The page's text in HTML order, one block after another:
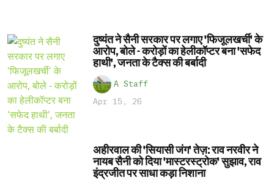
दुष्यंत ने सैनी सरकार पर लगाए 'फिजूलखर्ची' के
आरोप, बोले - करोड़ों का हेलीकॉप्टर बना 'सफेद
हाथी', जनता के टैक्स की बर्बादी
A Staff
Apr 15, 26
अहीरवाल की 'सियासी जंग' तेज़: राव नरवीर ने
नायब सैनी को दिया 'मास्टरस्ट्रोक' सुझाव, राव
इंद्रजीत पर साधा कड़ा निशाना